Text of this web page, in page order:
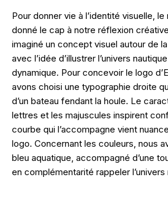
Pour donner vie à l’identité visuelle,
donné le cap à notre réflexion
imaginé un concept visuel autour de
avec l’idée d’illustrer l’univers
dynamique. Pour concevoir le logo
avons choisi une typographie droite
d’un bateau fendant la houle. Le
lettres et les majuscules inspirent
courbe qui l’accompagne vient
logo. Concernant les couleurs, nous
bleu aquatique, accompagné d’une
en complémentarité rappeler l’univers